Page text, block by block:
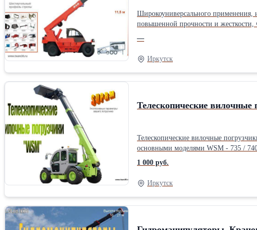
Широкоуниверсального применения,
повышенной прочности и жесткости,
наработки. Склад запчастей в РФ. Гарантийное и
двигателя: Дизельные Тип ходовой:
—
Иркутск
Телескопические
Телескопические вилочные погрузчики «WSM» (КНР). Поставка этих погрузчиков (ТВП) официально начинается в
основными моделями WSM - 735 /
скоро представлена и новая
погрузчика можно дополнительно улучшить по уникальной Системе
12 месяцев или наработке 1000 м/ч. Сертификат РФ.
https://youtu.be/Y6Z9h_Onl_E В 2023
прототипом для создания новой).
1 000 руб.
Иркутск